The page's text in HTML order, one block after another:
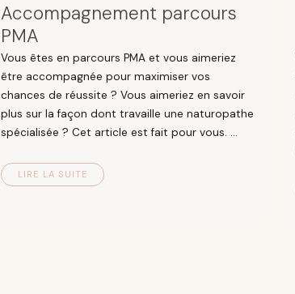
Accompagnement parcours
PMA
Vous êtes en parcours PMA et vous aimeriez
être accompagnée pour maximiser vos
chances de réussite ? Vous aimeriez en savoir
plus sur la façon dont travaille une naturopathe
spécialisée ? Cet article est fait pour vous. ...
LIRE LA SUITE